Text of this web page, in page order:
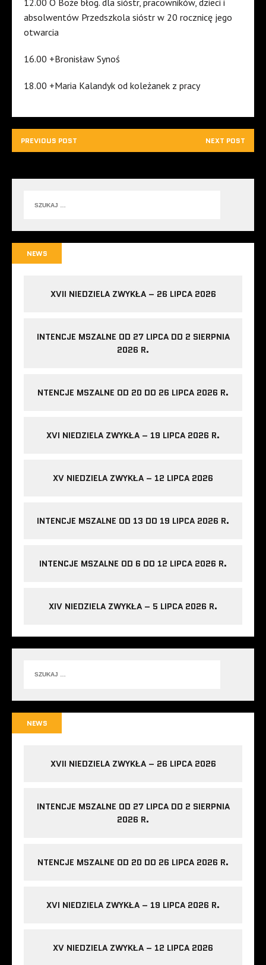
12.00 O Boże błog. dla sióstr, pracowników, dzieci i
absolwentów Przedszkola sióstr w 20 rocznicę jego
otwarcia
16.00 +Bronisław Synoś
18.00 +Maria Kalandyk od koleżanek z pracy
PREVIOUS POST NEXT POST
NEWS
XVII NIEDZIELA ZWYKŁA – 26 LIPCA 2026
INTENCJE MSZALNE OD 27 LIPCA DO 2 SIERPNIA
2026 R.
NTENCJE MSZALNE OD 20 DO 26 LIPCA 2026 R.
XVI NIEDZIELA ZWYKŁA – 19 LIPCA 2026 R.
XV NIEDZIELA ZWYKŁA – 12 LIPCA 2026
INTENCJE MSZALNE OD 13 DO 19 LIPCA 2026 R.
INTENCJE MSZALNE OD 6 DO 12 LIPCA 2026 R.
XIV NIEDZIELA ZWYKŁA – 5 LIPCA 2026 R.
NEWS
XVII NIEDZIELA ZWYKŁA – 26 LIPCA 2026
INTENCJE MSZALNE OD 27 LIPCA DO 2 SIERPNIA
2026 R.
NTENCJE MSZALNE OD 20 DO 26 LIPCA 2026 R.
XVI NIEDZIELA ZWYKŁA – 19 LIPCA 2026 R.
XV NIEDZIELA ZWYKŁA – 12 LIPCA 2026